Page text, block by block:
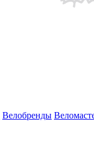
Велобренды